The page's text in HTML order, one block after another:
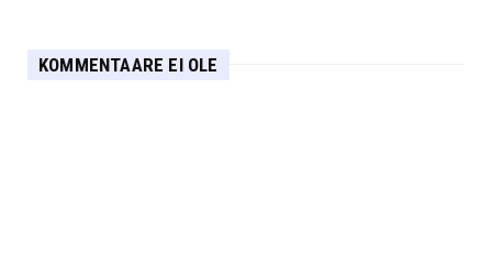
KOMMENTAARE EI OLE